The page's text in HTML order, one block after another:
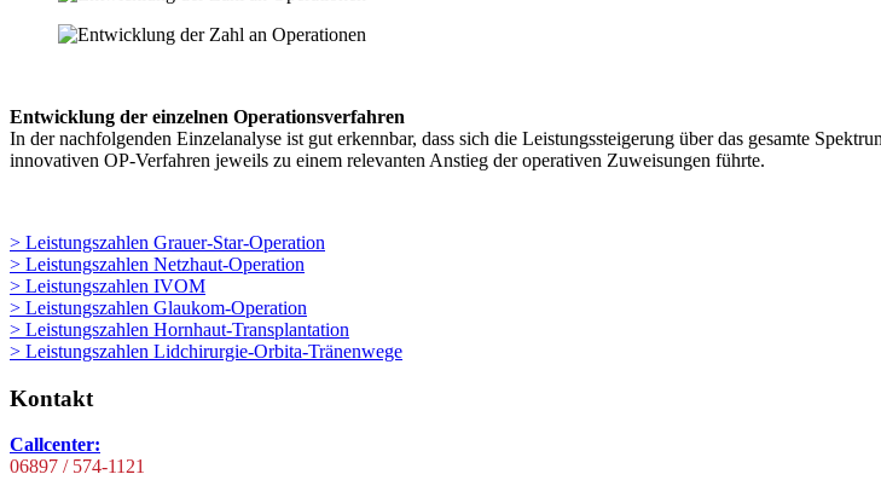
Entwicklung der einzelnen Operationsverfahren
In der nachfolgenden Einzelanalyse ist gut erkennbar, dass sich die Leistungssteigerung über das gesamte
innovativen OP-Verfahren jeweils zu einem relevanten Anstieg der operativen Zuweisungen führte.
> Leistungszahlen Grauer-Star-Operation
> Leistungszahlen Netzhaut-Operation
> Leistungszahlen IVOM
> Leistungszahlen Glaukom-Operation
> Leistungszahlen Hornhaut-Transplantation
> Leistungszahlen Lidchirurgie-Orbita-Tränenwege
Kontakt
Callcenter:
06897 / 574-1121